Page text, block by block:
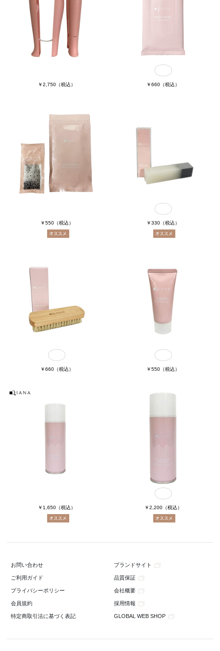
￥2,750 （税込） ￥660 （税込）
￥550（税込） ￥330 （税込）
￥660（税込） ￥550 （税込）
￥1,650 （税込） ￥2,200（税込）
お問い合わせ ブランドサイト
ご利用ガイド 品質保証
プライバシーポリシー 会社概要
会員規約 採用情報
特定商取引法に基づく表記 GLOBAL WEB SHOP